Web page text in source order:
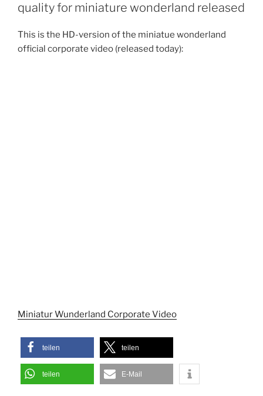
quality for miniature wonderland released
This is the HD-version of the miniatue wonderland
official corporate video (released today):
Miniatur Wunderland Corporate Video
teilen teilen
teilen E-Mail